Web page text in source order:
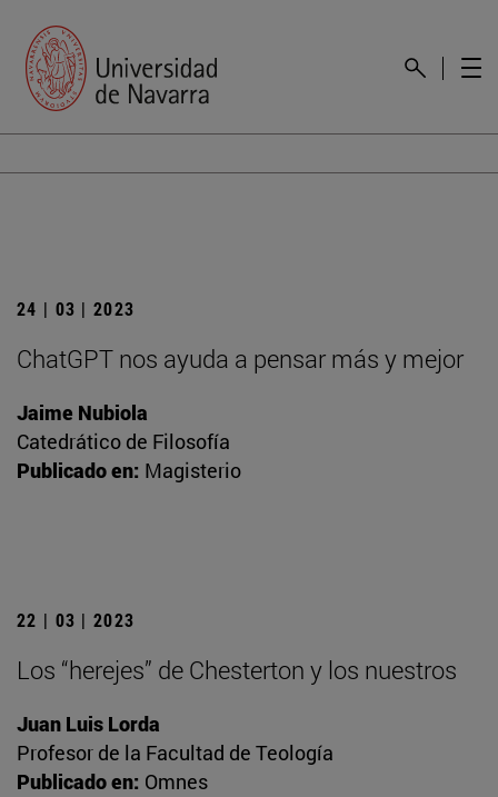
24 | 03 | 2023
ChatGPT nos ayuda a pensar más y mejor
Jaime Nubiola
Catedrático de Filosofía
Publicado en: Magisterio
22 | 03 | 2023
Los “herejes” de Chesterton y los nuestros
Juan Luis Lorda
Profesor de la Facultad de Teología
Publicado en: Omnes